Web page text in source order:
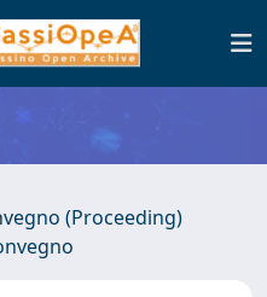
(Proceeding)